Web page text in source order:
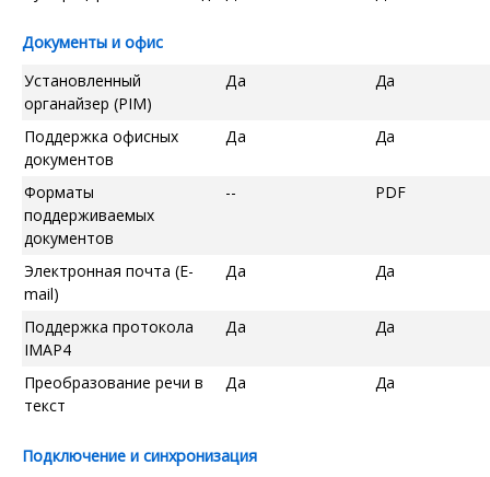
Документы и офис
Установленный
органайзер (PIM)
Да Да
Поддержка офисных
документов
Да Да
Форматы
поддерживаемых
документов
-- PDF
Электронная почта (E-
mail)
Да Да
Поддержка протокола
IMAP4
Да Да
Преобразование речи в
текст
Да Да
Подключение и синхронизация